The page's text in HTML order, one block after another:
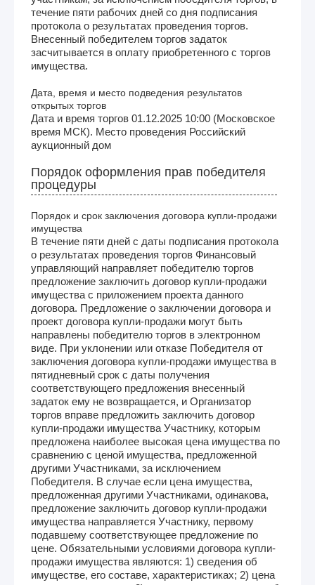
течение пяти рабочих дней со дня подписания
протокола о результатах проведения торгов.
Внесенный победителем торгов задаток
засчитывается в оплату приобретенного с торгов
имущества.
Дата, время и место подведения результатов
открытых торгов
Дата и время торгов 01.12.2025 10:00 (Московское
время МСК). Место проведения Российский
аукционный дом
Порядок оформления прав победителя
процедуры
Порядок и срок заключения договора купли-продажи
имущества
В течение пяти дней с даты подписания протокола
о результатах проведения торгов Финансовый
управляющий направляет победителю торгов
предложение заключить договор купли-продажи
имущества с приложением проекта данного
договора. Предложение о заключении договора и
проект договора купли-продажи могут быть
направлены победителю торгов в электронном
виде. При уклонении или отказе Победителя от
заключения договора купли-продажи имущества в
пятидневный срок с даты получения
соответствующего предложения внесенный
задаток ему не возвращается, и Организатор
торгов вправе предложить заключить договор
купли-продажи имущества Участнику, которым
предложена наиболее высокая цена имущества по
сравнению с ценой имущества, предложенной
другими Участниками, за исключением
Победителя. В случае если цена имущества,
предложенная другими Участниками, одинакова,
предложение заключить договор купли-продажи
имущества направляется Участнику, первому
подавшему соответствующее предложение по
цене. Обязательными условиями договора купли-
продажи имущества являются: 1) сведения об
имуществе, его составе, характеристиках; 2) цена